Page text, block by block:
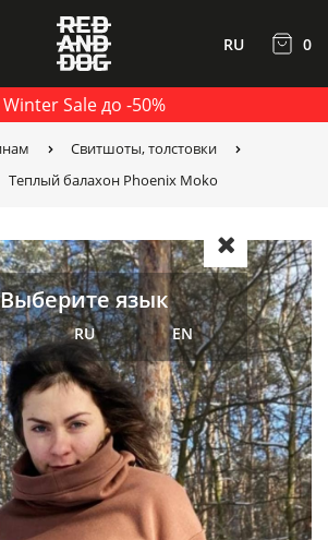
Winter Sale до -50%
RU 0
Свитшоты, толстовки
Теплый балахон Phoenix Moko
Выберите язык
RU EN